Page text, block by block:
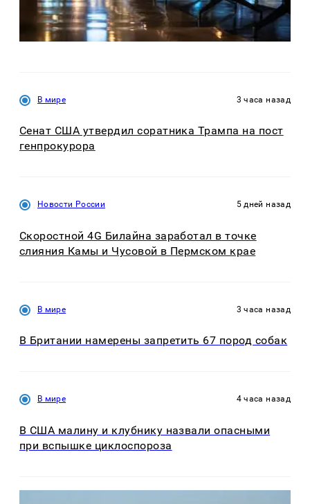
В мире 3 часа назад
Сенат США утвердил соратника Трампа на пост
генпрокурора
Новости России 5 дней назад
Скоростной 4G Билайна заработал в точке
слияния Камы и Чусовой в Пермском крае
В мире 3 часа назад
В Британии намерены запретить 67 пород собак
В мире 4 часа назад
В США малину и клубнику назвали опасными
при вспышке циклоспороза